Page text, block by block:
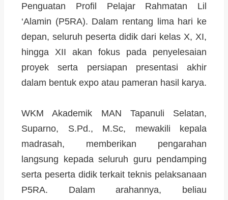
Penguatan Profil Pelajar Rahmatan Lil
‘Alamin (P5RA). Dalam rentang lima hari ke
depan, seluruh peserta didik dari kelas X, XI,
hingga XII akan fokus pada penyelesaian
proyek serta persiapan presentasi akhir
dalam bentuk expo atau pameran hasil karya.
WKM Akademik MAN Tapanuli Selatan,
Suparno, S.Pd., M.Sc, mewakili kepala
madrasah, memberikan pengarahan
langsung kepada seluruh guru pendamping
serta peserta didik terkait teknis pelaksanaan
P5RA. Dalam arahannya, beliau